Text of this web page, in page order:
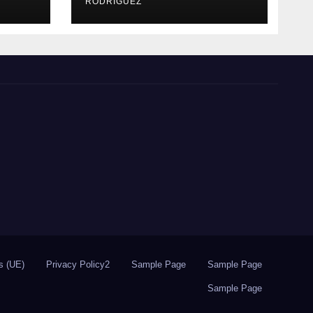
(UE) Privacy Policy2 Sample Page Sample Page
Sample Page